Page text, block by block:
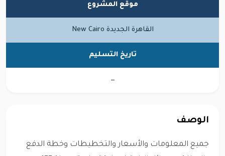
موقع المشروع
القاهرة الجديدة New Cairo
تاريخ التسليم
—
الوصف
جميع المعلومات والأسعار والتخطيطات وخطة الدفع